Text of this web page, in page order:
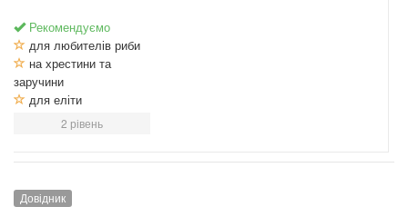
Рекомендуємо
для любителів риби
на хрестини та
заручини
для еліти
2 рівень
Довідник